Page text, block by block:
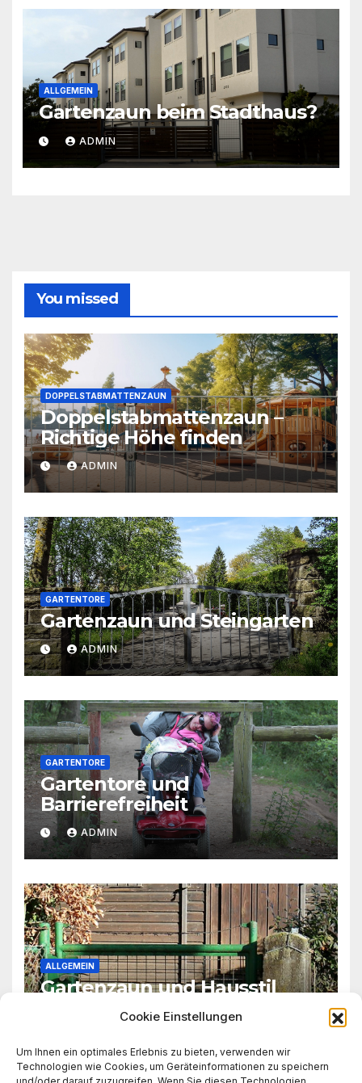
Cookie Einstellungen
Um Ihnen ein optimales Erlebnis zu bieten, verwenden wir
Technologien wie Cookies, um Geräteinformationen zu speichern
ALLGEMEIN
Gartenzaun beim Stadthaus?
ADMIN
You missed
DOPPELSTABMATTENZAUN
Doppelstabmattenzaun –
Richtige Höhe finden
ADMIN
GARTENTORE
Gartenzaun und Steingarten
ADMIN
GARTENTORE
Gartentore und
Barrierefreiheit
ADMIN
ALLGEMEIN
Gartenzaun und Hausstil